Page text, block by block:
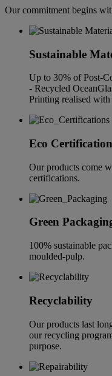
Our commitment begins
Sustainable
Up to 30% of Post-
- Recycled
Printing realised
Eco
Our products come
certifications.
Green
100% sustainable
moulded-pulp.
Recyclability
Our products last
our recycling
purpose.